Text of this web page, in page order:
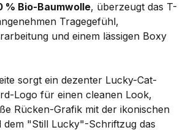
% Bio-Baumwolle, überzeugt das T-
Tragegefühl,
und einem lässigen Boxy
sorgt ein dezenter Lucky-Cat-
Logo für einen cleanen Look,
Rücken-Grafik mit der ikonischen
dem "Still Lucky"-Schriftzug das